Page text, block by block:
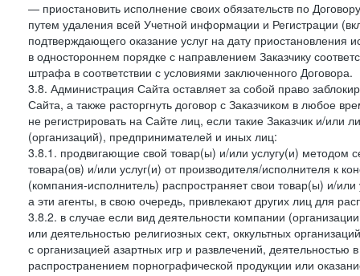
— приостановить исполнение своих обязательств по
путем удаления всей Учетной информации и Регистрации
подтверждающего оказание услуг на дату приостановления
в одностороннем порядке с направлением Заказчику
штрафа в соответствии с условиями заключенного Договора.
3.8. Администрация Сайта оставляет за собой право
Сайта, а также расторгнуть договор с Заказчиком в любое
не регистрировать на Сайте лиц, если такие Заказчик и/
(организаций), предпринимателей и иных лиц:
3.8.1. продвигающие свой товар(ы) и/или услугу(и) методом
товара(ов) и/или услуг(и) от производителя/исполнителя к
(компания-исполнитель) распространяет свои товар(ы) и/
а эти агенты, в свою очередь, привлекают других лиц для
3.8.2. в случае если вид деятельности компании
или деятельностью религиозных сект, оккультных
с организацией азартных игр и развлечений,
распространением порнографической продукции или